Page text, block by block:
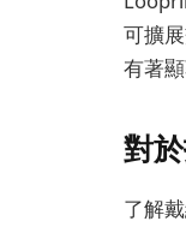
可擴
有著顯
對
了解